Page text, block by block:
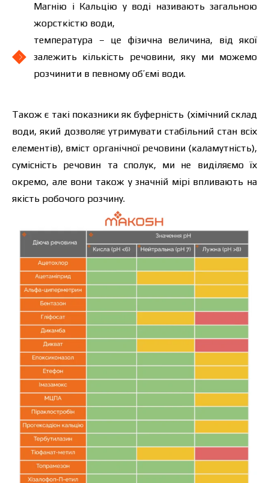
Магнію і Кальцію у воді називають загальною
жорсткістю води,
температура – це фізична величина, від якої
залежить кількість речовини, яку ми можемо
розчинити в певному об’ємі води.
Також є такі показники як буферність (хімічний склад
води, який дозволяє утримувати стабільний стан всіх
елементів), вміст органічної речовини (каламутність),
сумісність речовин та сполук, ми не виділяємо їх
окремо, але вони також у значній мірі впливають на
якість робочого розчину.